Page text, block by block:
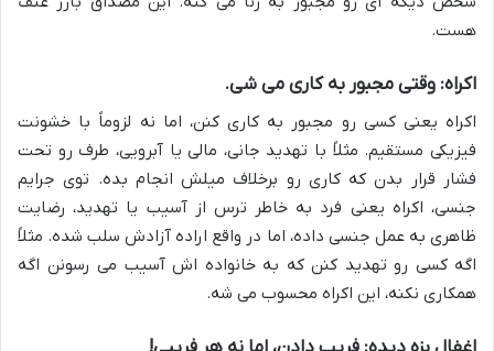
هست.
اکراه: وقتی مجبور به کاری می شی.
اکراه یعنی کسی رو مجبور به کاری کنن، اما نه لزوماً با خشونت
فیزیکی مستقیم. مثلاً با تهدید جانی، مالی یا آبرویی، طرف رو تحت
فشار قرار بدن که کاری رو برخلاف میلش انجام بده. توی جرایم
جنسی، اکراه یعنی فرد به خاطر ترس از آسیب یا تهدید، رضایت
ظاهری به عمل جنسی داده، اما در واقع اراده آزادش سلب شده. مثلاً
اگه کسی رو تهدید کنن که به خانواده اش آسیب می رسونن اگه
همکاری نکنه، این اکراه محسوب می شه.